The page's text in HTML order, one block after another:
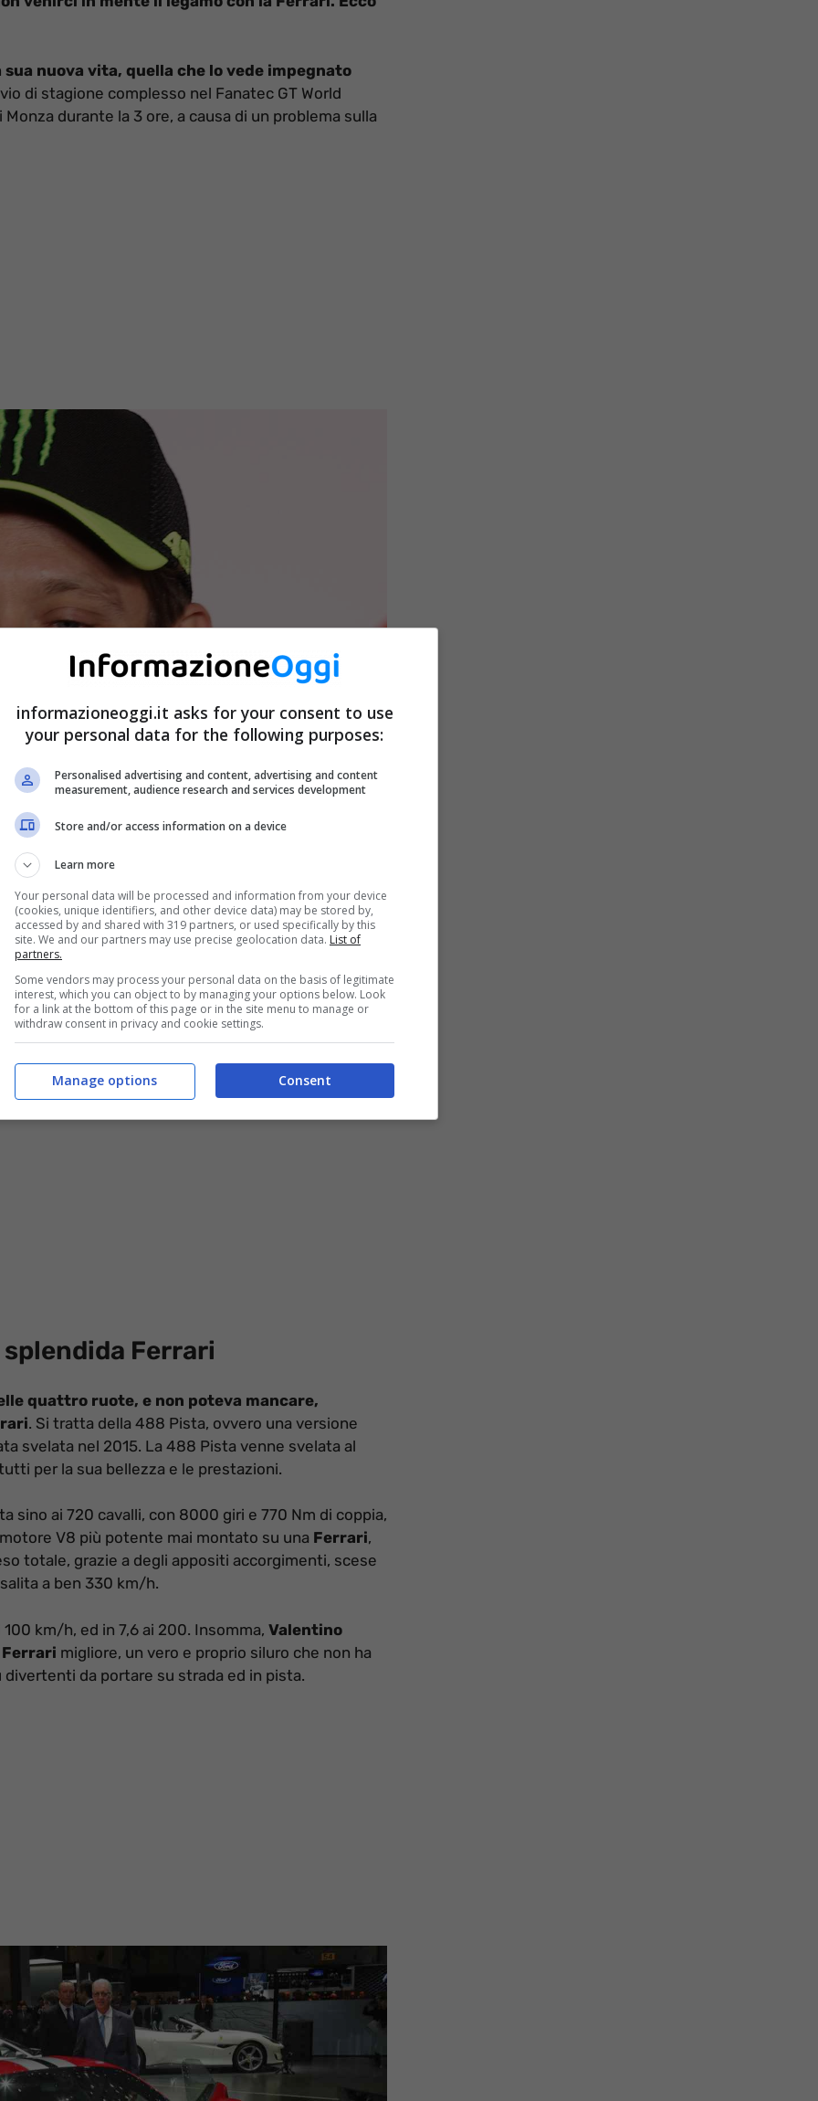
nuova vita, quella che lo vede impegnato
di stagione complesso nel Fanatec GT World
durante la 3 ore, a causa di un problema sulla
gareggia con Maxime Martin ed Augusto
Tuttavia, le cose migliorano, a livello di passo,
con ottimismo al futuro.
passione di Valentino Rossi, ovvero il
e molla per ciò che riguarda la presenza in F1 ed in
un vero e proprio gioiello qualche anno fa.
Ferrari
quattro ruote, e non poteva mancare,
. Si tratta della 488 Pista, ovvero una versione
svelata nel 2015. La 488 Pista venne svelata al
per la sua bellezza e le prestazioni.
ai 720 cavalli, con 8000 giri e 770 Nm di coppia,
V8 più potente mai montato su una Ferrari,
totale, grazie a degli appositi accorgimenti, scese
a ben 330 km/h.
100 km/h, ed in 7,6 ai 200. Insomma, Valentino
Ferrari migliore, un vero e proprio siluro che non ha
da portare su strada ed in pista.
informazioneoggi.it asks for your consent to use
your personal data for the following purposes:
Personalised advertising and content, advertising and content
measurement, audience research and services development
Store and/or access information on a device
Learn more
Your personal data will be processed and information from your device
(cookies, unique identifiers, and other device data) may be stored by,
accessed by and shared with 319 partners, or used specifically by this
site. We and our partners may use precise geolocation data. List of
partners.
Some vendors may process your personal data on the basis of legitimate
interest, which you can object to by managing your options below. Look
for a link at the bottom of this page or in the site menu to manage or
withdraw consent in privacy and cookie settings.
Consent
Manage options